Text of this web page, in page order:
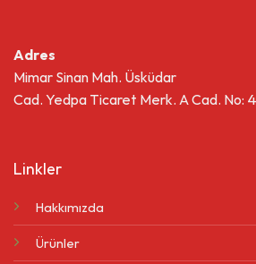
Adres
Mimar Sinan Mah. Üsküdar
Cad. Yedpa Ticaret Merk. A Cad. No:
Linkler
Hakkımızda
Ürünler